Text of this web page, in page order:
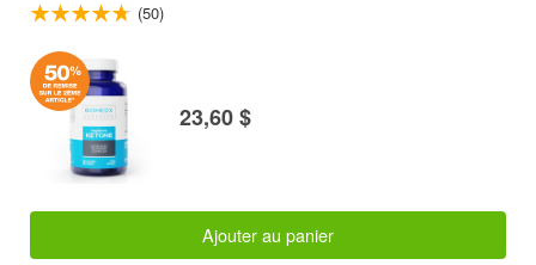
(50)
23,60 $
Ajouter au panier